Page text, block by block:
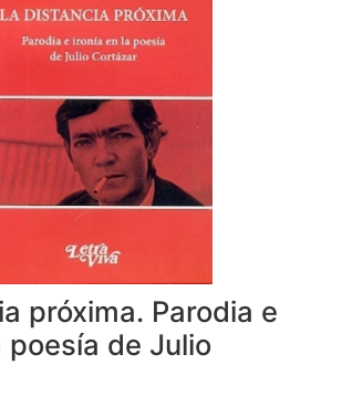
próxima. Parodia e
poesía de Julio